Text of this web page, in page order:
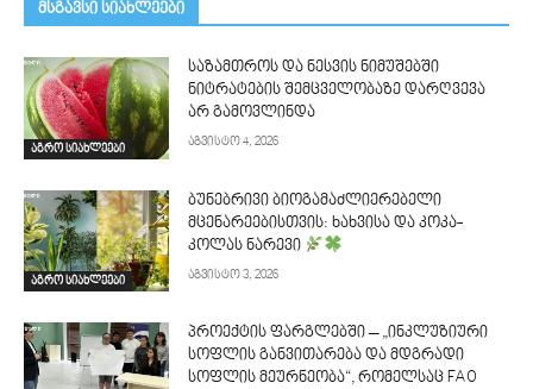
მსგავსი სიახლეები
აგრო სიახლეები
საზამთროს და ნესვის ნიმუშებში
ნიტრატების შემცველობაზე დარღვევა
არ გამოვლინდა
აგვისტო 4, 2026
აგრო სიახლეები
ბუნებრივი ბიოგამაძლიერებელი
მცენარეებისთვის: ხახვისა და კოკა-
კოლას ნარევი
აგვისტო 3, 2026
პროექტის ფარგლებში – „ინკლუზიური
სოფლის განვითარება და მდგრადი
სოფლის მეურნეობა“, რომელსაც FAO